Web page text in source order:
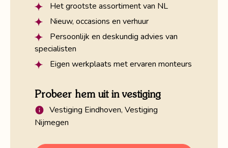
Het grootste assortiment van NL
Nieuw, occasions en verhuur
Persoonlijk en deskundig advies van
specialisten
Eigen werkplaats met ervaren monteurs
Probeer hem uit in vestiging
Vestiging Eindhoven, Vestiging
Nijmegen